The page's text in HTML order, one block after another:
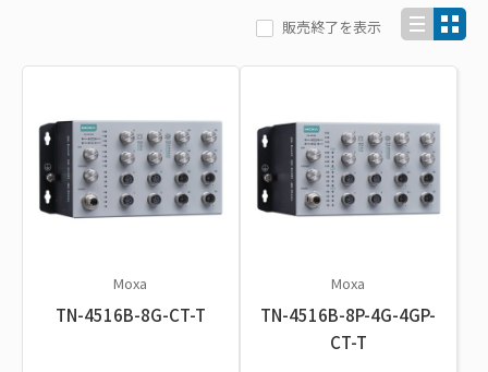
販売終了を表示
Moxa
TN-4516B-8G-CT-T
Moxa
TN-4516B-8P-4G-4GP-
CT-T